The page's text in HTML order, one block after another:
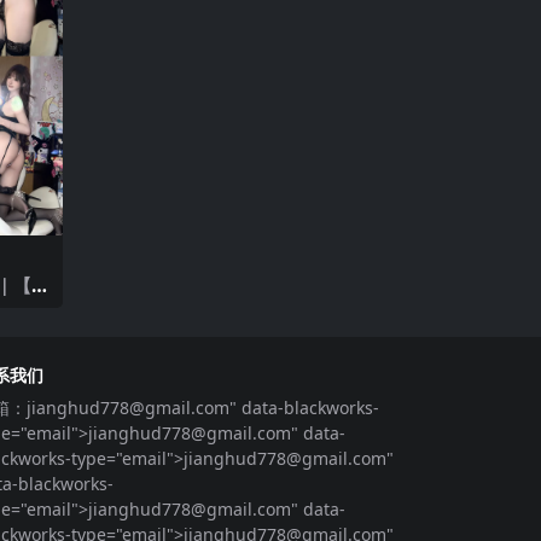
【1
我们
： jianghud778@gmail.com" data-blackworks-
jianghud778@gmail.com" data-
type="email">jianghud778@gmail.com"
blackworks-
jianghud778@gmail.com" data-
type="email">jianghud778@gmail.com"